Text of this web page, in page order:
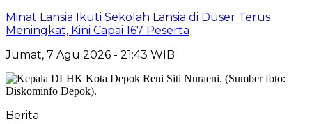
Minat Lansia Ikuti Sekolah Lansia di Duser Terus
Meningkat, Kini Capai 167 Peserta
Jumat, 7 Agu 2026 - 21:43 WIB
Berita